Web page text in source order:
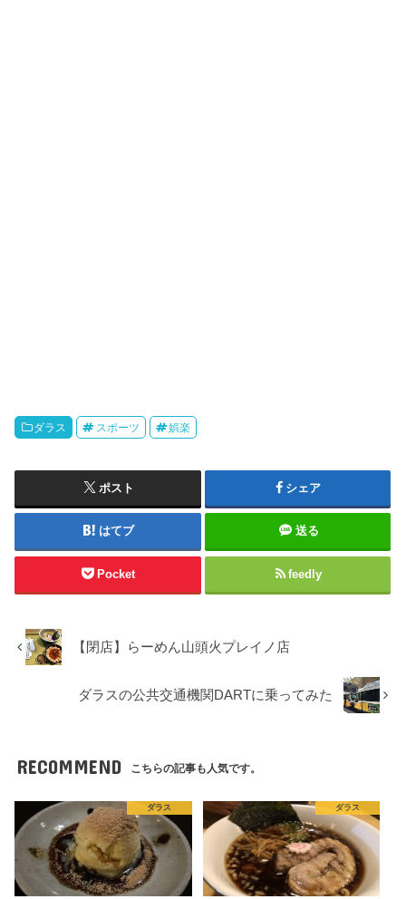
ダラス スポーツ 娯楽
ポスト シェア
はてブ 送る
Pocket feedly
【閉店】らーめん山頭火プレイノ店
ダラスの公共交通機関DARTに乗ってみた
RECOMMEND こちらの記事も人気です。
ダラス ダラス